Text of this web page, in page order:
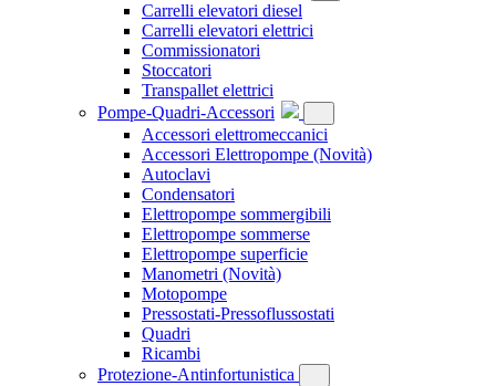
Carrelli elevatori diesel
Carrelli elevatori elettrici
Commissionatori
Stoccatori
Transpallet elettrici
Pompe-Quadri-Accessori
Accessori elettromeccanici
Accessori Elettropompe (Novità)
Autoclavi
Condensatori
Elettropompe sommergibili
Elettropompe sommerse
Elettropompe superficie
Manometri (Novità)
Motopompe
Pressostati-Pressoflussostati
Quadri
Ricambi
Protezione-Antinfortunistica